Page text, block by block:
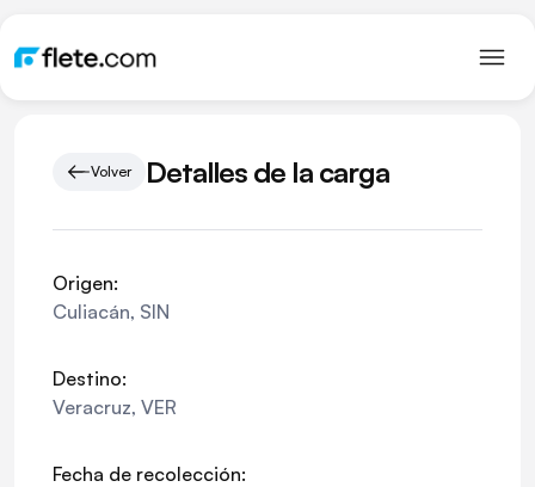
Volver Detalles de la carga
Origen:
Culiacán, SIN
Destino:
Veracruz, VER
Fecha de recolección: